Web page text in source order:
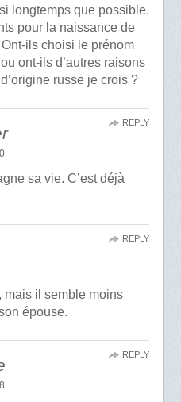
longtemps que possible.
pour la naissance de
ils choisi le prénom
ont-ils d’autres raisons
russe je crois ?
sa vie. C’est déjà
REPLY
mais il semble moins
épouse.
REPLY
REPLY